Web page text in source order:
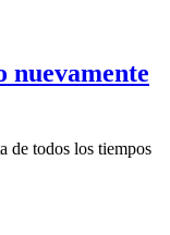
nuevamente
de todos los tiempos